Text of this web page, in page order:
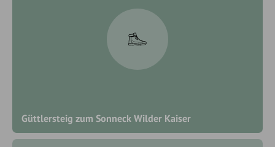
Güttlersteig zum Sonneck Wilder Kaiser